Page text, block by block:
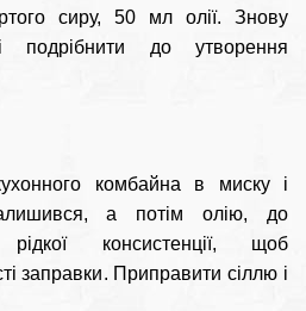
сиру, 50 мл олії. Знову
подрібнити до утворення
комбайна в миску і
а потім олію, до
консистенції, щоб
заправки. Приправити сіллю і